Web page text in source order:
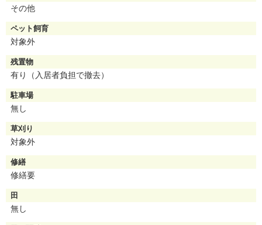
その他
ペット飼育
対象外
残置物
有り（入居者負担で撤去）
駐車場
無し
草刈り
対象外
修繕
修繕要
田
無し